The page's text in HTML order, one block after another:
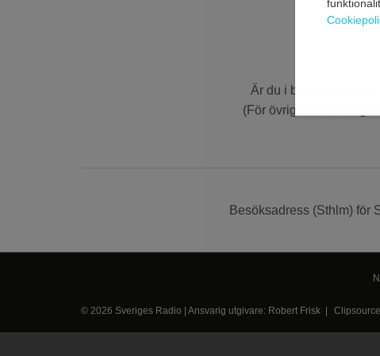
Är du i behov av
(För övrig användning
Besöksadress (Sthlm) för
© 2026 Sveriges Radio | Ansvarig utgivare: Robert Frisk |